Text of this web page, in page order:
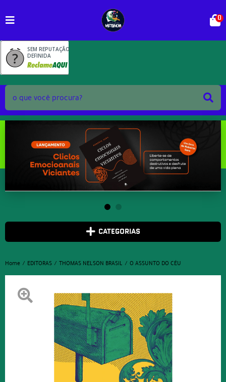
SEM REPUTAÇÃO
DEFINIDA
0
CATEGORIAS
Home EDITORAS THOMAS NELSON BRASIL O ASSUNTO DO CÉU